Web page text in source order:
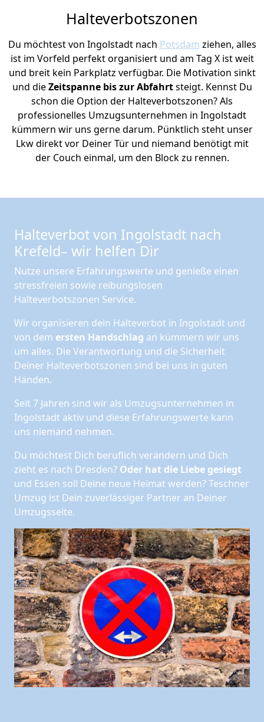
Halteverbotszonen
Du möchtest von Ingolstadt nach Potsdam ziehen, alles
ist im Vorfeld perfekt organisiert und am Tag X ist weit
und breit kein Parkplatz verfügbar. Die Motivation sinkt
und dieZeitspanne bis zur Abfahrtsteigt. Kennst Du
schon die Option der Halteverbotszonen? Als
professionelles Umzugsunternehmen in Ingolstadt
kümmern wir uns gerne darum. Pünktlich steht unser
Lkw direkt vor Deiner Tür und niemand benötigt mit
der Couch einmal, um den Block zu rennen.
Halteverbot von Ingolstadt nach
Krefeld– wir helfen Dir
Nutze unsere Erfahrungswerte und genieße einen
stressfreien sowie reibungslosen
Halteverbotszonen Service.
Wir organisieren dein Halteverbot in Ingolstadt und
von dem ersten Handschlag an kümmern wir uns
um alles. Die Verantwortung und die Sicherheit
Deiner Halteverbotszonen sind bei uns in guten
Händen.
Seit 7 Jahren sind wir als Umzugsunternehmen in
Ingolstadt aktiv und diese Erfahrungswerte kann
uns niemand nehmen.
Du möchtest Dich beruflich verändern und Dich
zieht es nach Dresden? Oder hat die Liebe gesiegt
und Essen soll Deine neue Heimat werden? Teschner
Umzug ist Dein zuverlässiger Partner an Deiner
Umzugsseite.